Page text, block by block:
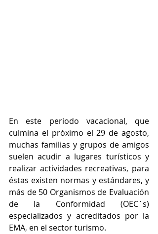
En este periodo vacacional, que
culmina el próximo el 29 de agosto,
muchas familias y grupos de amigos
suelen acudir a lugares turísticos y
realizar actividades recreativas, para
éstas existen normas y estándares, y
más de 50 Organismos de Evaluación
de la Conformidad (OEC´s)
especializados y acreditados por la
EMA, en el sector turismo.